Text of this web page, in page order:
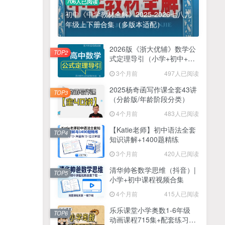
初中《中学教材全解》2025-2026七八九
年级上下册合集（多版本适配）
2026版《浙大优辅》数学公
式定理导引（小学+初中+高
3个月前 497人已阅读
TOP2
2025杨奇函写作课全套43讲
（分龄版/年龄阶段分类）
4个月前 483人已阅读
TOP3
【Katie老师】初中语法全套
知识讲解+1400题精练
3个月前 420人已阅读
TOP4
清华帅爸数学思维（抖音）|
小学+初中课程视频合集
4个月前 415人已阅读
TOP5
乐乐课堂小学奥数1-6年级
动画课程715集+配套练习册
TOP6